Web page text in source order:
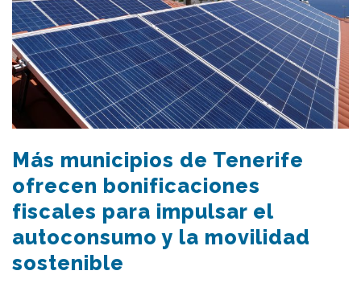
Más municipios de Tenerife
ofrecen bonificaciones
fiscales para impulsar el
autoconsumo y la movilidad
sostenible